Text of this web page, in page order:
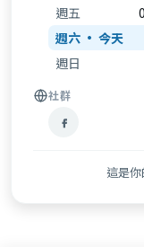
週五
週六
週日
社群
這是你